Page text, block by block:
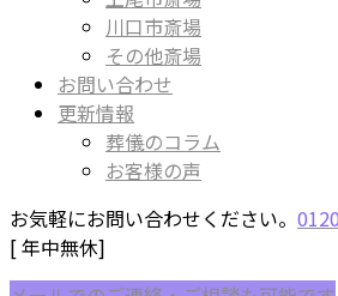
川口市斎場
その他斎場
お問い合わせ
更新情報
葬儀のコラム
お客様の声
お気軽にお問い合わせください。
[ 年中無休]